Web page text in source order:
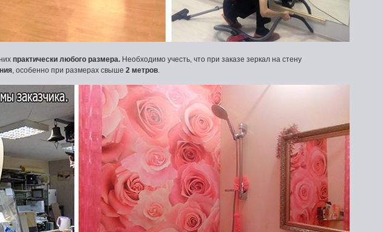
практически любого размера. Необходимо учесть, что при заказе зеркал на стену
, особенно при размерах свыше 2 метров.